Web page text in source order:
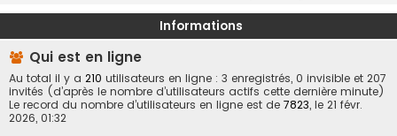
Informations
Qui est en ligne
Au total il y a 210 utilisateurs en ligne : 3 enregistrés, 0 invisible et 207
invités (d’après le nombre d’utilisateurs actifs cette dernière minute)
Le record du nombre d’utilisateurs en ligne est de 7823, le 21 févr.
2026, 01:32